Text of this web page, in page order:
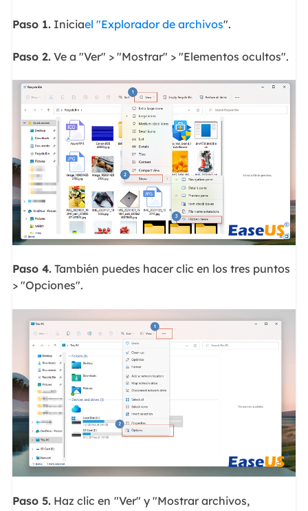
Paso 1.Iniciael "Explorador de archivos".
Paso 2.Ve a "Ver" > "Mostrar" > "Elementos ocultos".
Paso 4.También puedes hacer clic en los tres puntos
> "Opciones".
Paso 5.Haz clic en "Ver" y "Mostrar archivos,